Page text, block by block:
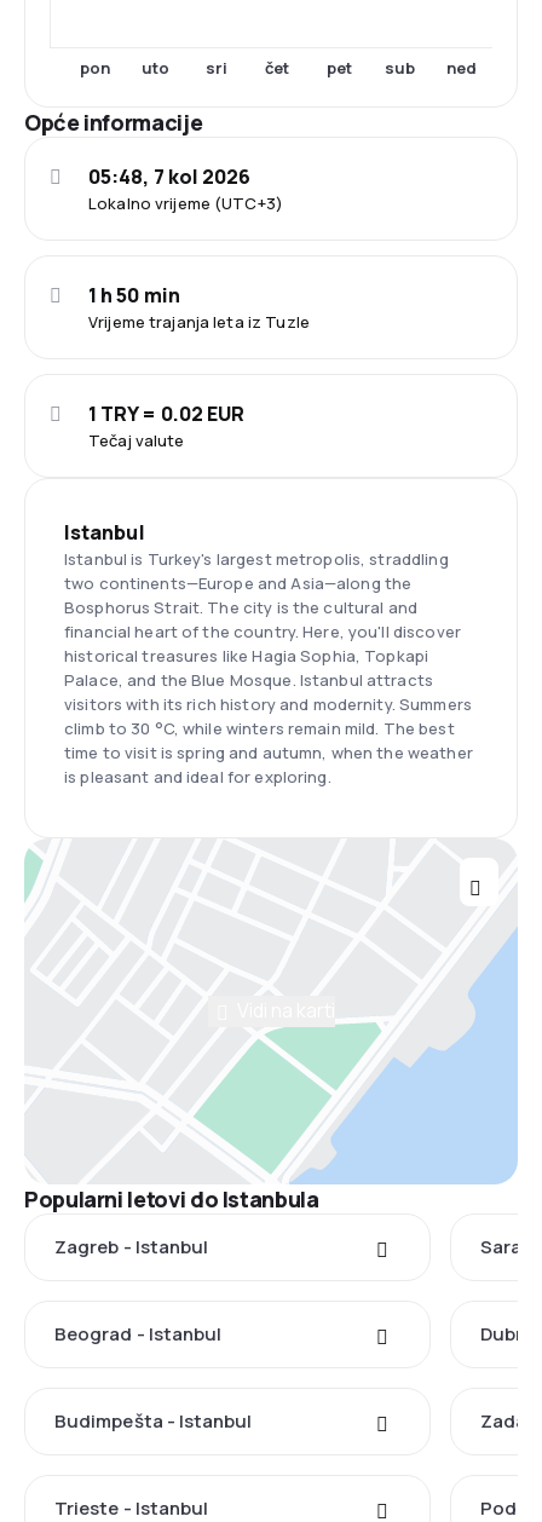
pon uto sri čet pet sub ned
Opće informacije
Lokalno vrijeme (UTC+3)
05:48, 7 kol 2026
Vrijeme trajanja leta iz Tuzle
1 h 50 min
Tečaj valute
1 TRY = 0.02 EUR
Istanbul
Istanbul is Turkey's largest metropolis, straddling
two continents—Europe and Asia—along the
Bosphorus Strait. The city is the cultural and
financial heart of the country. Here, you'll discover
historical treasures like Hagia Sophia, Topkapi
Palace, and the Blue Mosque. Istanbul attracts
visitors with its rich history and modernity. Summers
climb to 30 °C, while winters remain mild. The best
time to visit is spring and autumn, when the weather
is pleasant and ideal for exploring.
Popularni letovi do Istanbula
Zagreb - Istanbul
Beograd - Istanbul
Budimpešta - Istanbul Zadar
Trieste - Istanbul